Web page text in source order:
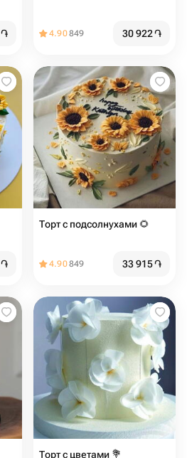
֏ 4.90849 30 922֏
֏
Торт с подсолнухами 🌻
4.90849 33 915֏
Торт с цветами 💐